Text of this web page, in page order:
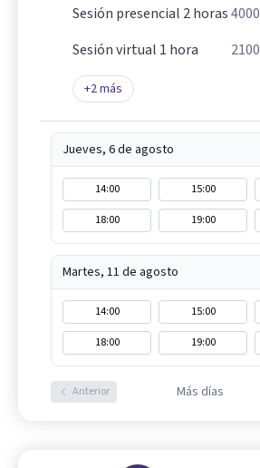
Sesión presencial 2 horas
Sesión virtual 1 hora
+2más
Jueves, 6 de agosto
14:00 15:00
18:00
19:00
Martes, 11 de agosto
14:00 15:00
18:00
19:00
Anterior Más días